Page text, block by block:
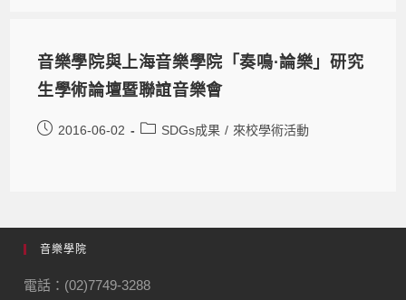
音樂學院與上海音樂學院「奏鳴·論樂」研究
生學術論壇暨聯誼音樂會
2016-06-02 SDGs成果 / 來校學術活動
音樂學院
電話：(02)7749-3288